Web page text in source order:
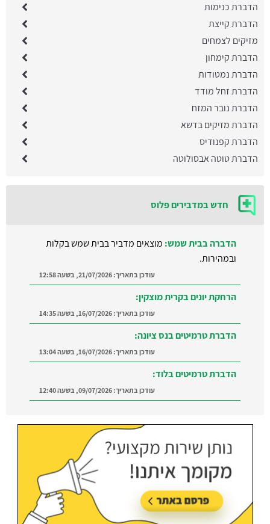
הדברת כנימות
הדברת קייצת
מזיקים לצמחים
הדברת קימחון
הדברת נמטודות
הדברת זחל מודד
הדברת נובר המזח
הדברת מזיקים בדשא
הדברת קפנודיס
הדברת טוטה אבסולוטה
חדש במדבירים פלוס
הדברה בבית שמש: מוצאים מדביר בבית שמש בקלות
ובמהירות.
עודכן בתאריך:21/07/2026, בשעה 12:58
הרחקת יונים בקרית מוצקין:
עודכן בתאריך:16/07/2026, בשעה 14:35
הדברת טרמיטים בנס ציונה:
עודכן בתאריך:16/07/2026, בשעה 13:04
הדברת טרמיטים בלוד:
עודכן בתאריך:09/07/2026, בשעה 12:40
ברמת השרון והסביבה
עודכן בתאריך:21/07/2026, בשעה 12:58